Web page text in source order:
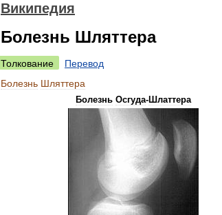
Википедия
Болезнь Шляттера
Толкование
Перевод
Болезнь Шляттера
Болезнь Осгуда-Шлаттера